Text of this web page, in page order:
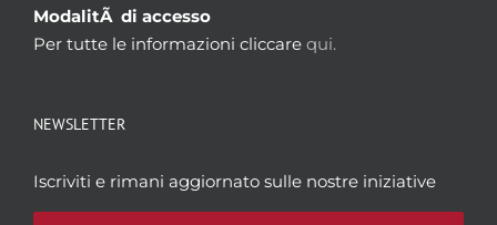
ModalitÃ di accesso
Per tutte le informazioni cliccare qui.
NEWSLETTER
Iscriviti e rimani aggiornato sulle nostre iniziative